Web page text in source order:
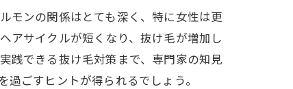
モンの関係はとても深く、特に女性は更
アサイクルが短くなり、抜け毛が増加し
践できる抜け毛対策まで、専門家の知見
ごすヒントが得られるでしょう。